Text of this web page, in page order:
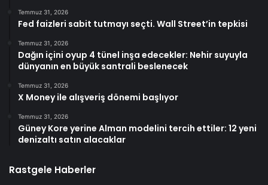
Temmuz 31, 2026
Fed faizleri sabit tutmayı seçti. Wall Street’in tepkisi
Temmuz 31, 2026
Dağın içini oyup 4 tünel inşa edecekler: Nehir suyuyla
dünyanın en büyük santrali beslenecek
Temmuz 31, 2026
X Money ile alışveriş dönemi başlıyor
Temmuz 31, 2026
Güney Kore yerine Alman modelini tercih ettiler: 12 yeni
denizaltı satın alacaklar
Rastgele Haberler